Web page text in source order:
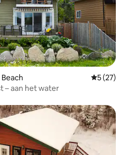
5 (27)
– aan het water